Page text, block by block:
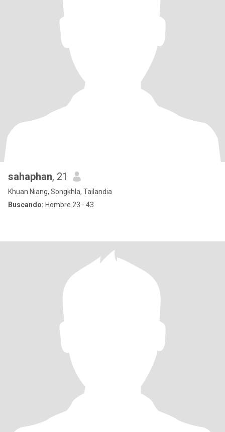
sahaphan, 21
Khuan Niang, Songkhla, Tailandia
Buscando: Hombre 23 - 43